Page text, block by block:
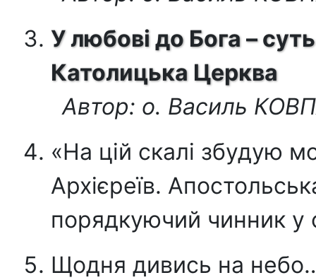
У любові до Бога –
Католицька Церква
Автор: о. Василь
«На цій скалі збудую
Архієреїв.
порядкуючий чинник у
Щодня дивись на